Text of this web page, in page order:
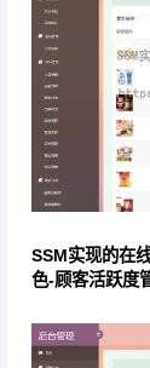
SSM实现的在
色-顾客活跃度